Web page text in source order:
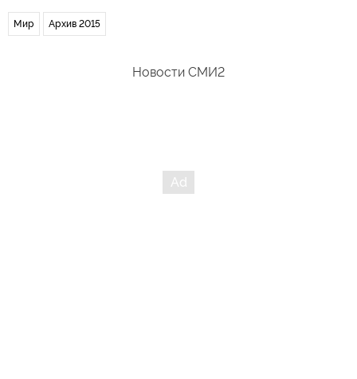
Мир Архив 2015
Новости СМИ2